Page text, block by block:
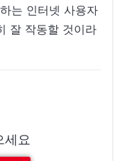
는 인터넷 사용자
잘 작동할 것이라
세요